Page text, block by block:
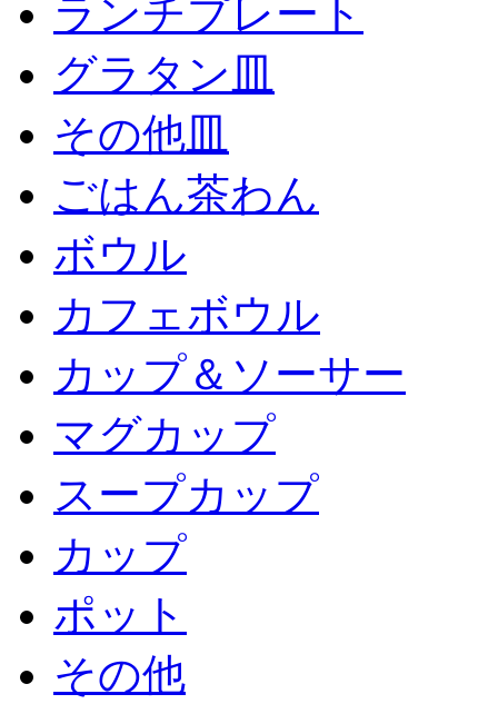
ランチプレート
グラタン皿
その他皿
ごはん茶わん
ボウル
カフェボウル
カップ＆ソーサー
マグカップ
スープカップ
カップ
ポット
その他